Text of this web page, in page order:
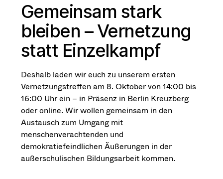
Gemeinsam stark
bleiben – Vernetzung
statt Einzelkampf
Deshalb laden wir euch zu unserem ersten
Vernetzungstreffen am 8. Oktober von 14:00 bis
16:00 Uhr ein – in Präsenz in Berlin Kreuzberg
oder online. Wir wollen gemeinsam in den
Austausch zum Umgang mit
menschenverachtenden und
demokratiefeindlichen Äußerungen in der
außerschulischen Bildungsarbeit kommen.